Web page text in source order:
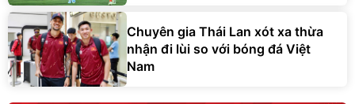
Chuyên gia Thái Lan xót xa thừa
nhận đi lùi so với bóng đá Việt
Nam